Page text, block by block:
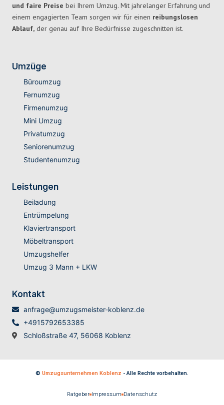
und faire Preise bei Ihrem Umzug. Mit jahrelanger Erfahrung und
einem engagierten Team sorgen wir für einen reibungslosen
Ablauf, der genau auf Ihre Bedürfnisse zugeschnitten ist.
Umzüge
Büroumzug
Fernumzug
Firmenumzug
Mini Umzug
Privatumzug
Seniorenumzug
Studentenumzug
Leistungen
Beiladung
Entrümpelung
Klaviertransport
Möbeltransport
Umzugshelfer
Umzug 3 Mann + LKW
Kontakt
anfrage@umzugsmeister-koblenz.de
+4915792653385
Schloßstraße 47, 56068 Koblenz
© Umzugsunternehmen Koblenz - Alle Rechte vorbehalten.
Ratgeber Impressum Datenschutz